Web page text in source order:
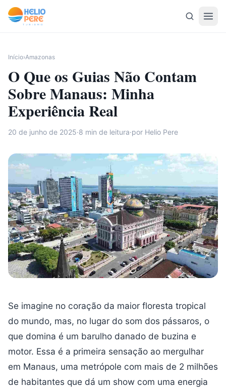
Pular para o conteúdo
Início›Amazonas
O Que os Guias Não Contam
Sobre Manaus: Minha
Experiência Real
20 de junho de 2025·8 min de leitura·por Helio Pere
Se imagine no coração da maior floresta tropical
do mundo, mas, no lugar do som dos pássaros, o
que domina é um barulho danado de buzina e
motor. Essa é a primeira sensação ao mergulhar
em Manaus, uma metrópole com mais de 2 milhões
de habitantes que dá um show com uma energia